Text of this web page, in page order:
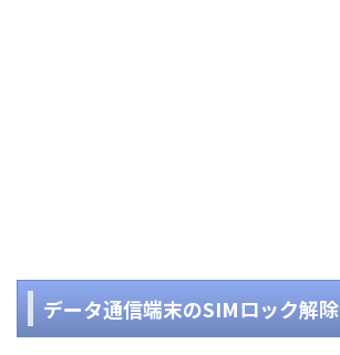
データ通信端末のSIMロック解除